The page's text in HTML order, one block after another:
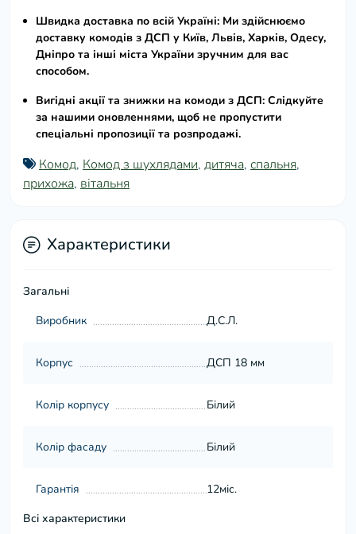
Швидка доставка по всій Україні: Ми здійснюємо
доставку комодів з ДСП у Київ, Львів, Харків, Одесу,
Дніпро та інші міста України зручним для вас
способом.
Вигідні акції та знижки на комоди з ДСП: Слідкуйте
за нашими оновленнями, щоб не пропустити
спеціальні пропозиції та розпродажі.
Комод, Комод з шухлядами, дитяча, спальня,
прихожа, вітальня
Характеристики
Загальні
Виробник
Д.С.Л.
Корпус ДСП 18 мм
Колір корпусу Білий
Колір фасаду Білий
Гарантія
12міс.
Всі характеристики